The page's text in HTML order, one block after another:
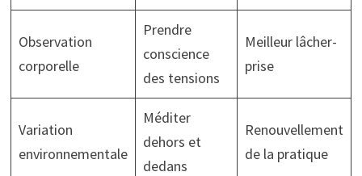
Observation
corporelle
Prendre
conscience
des tensions
Meilleur lâcher-
prise
Variation
environnementale
Méditer
dehors et
dedans
Renouvellement
de la pratique